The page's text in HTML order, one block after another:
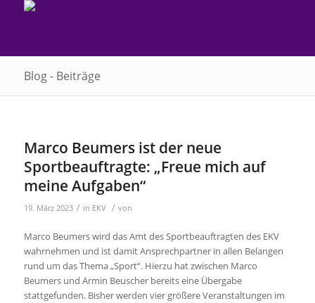
Blog - Beiträge
Marco Beumers ist der neue
Sportbeauftragte: „Freue mich auf
meine Aufgaben“
19. März 2023 / in EKV / von
Marco Beumers wird das Amt des Sportbeauftragten des EKV
wahrnehmen und ist damit Ansprechpartner in allen Belangen
rund um das Thema „Sport“. Hierzu hat zwischen Marco
Beumers und Armin Beuscher bereits eine Übergabe
stattgefunden. Bisher werden vier größere Veranstaltungen im